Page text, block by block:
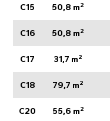
C15 50,8 m2
C16 50,8 m2
C17 31,7 m2
C18 79,7 m2
C20 55,6 m2